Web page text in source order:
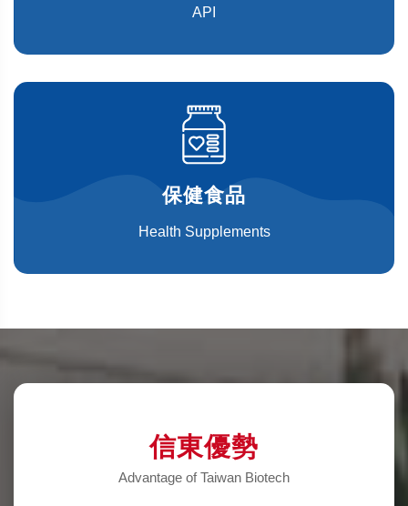
API
保健食品
Health Supplements
信東優勢
Advantage of Taiwan Biotech